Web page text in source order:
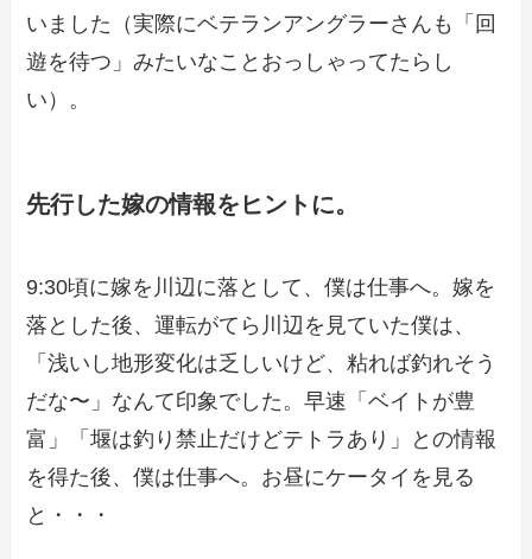
いました（実際にベテランアングラーさんも「回
遊を待つ」みたいなことおっしゃってたらし
い）。
先行した嫁の情報をヒントに。
9:30頃に嫁を川辺に落として、僕は仕事へ。嫁を
落とした後、運転がてら川辺を見ていた僕は、
「浅いし地形変化は乏しいけど、粘れば釣れそう
だな〜」なんて印象でした。早速「ベイトが豊
富」「堰は釣り禁止だけどテトラあり」との情報
を得た後、僕は仕事へ。お昼にケータイを見る
と・・・